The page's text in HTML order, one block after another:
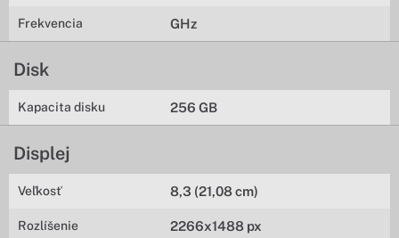
Frekvencia GHz
Disk
Kapacita disku 256 GB
Displej
Veľkosť 8,3 (21,08 cm)
Rozlíšenie 2266x1488 px